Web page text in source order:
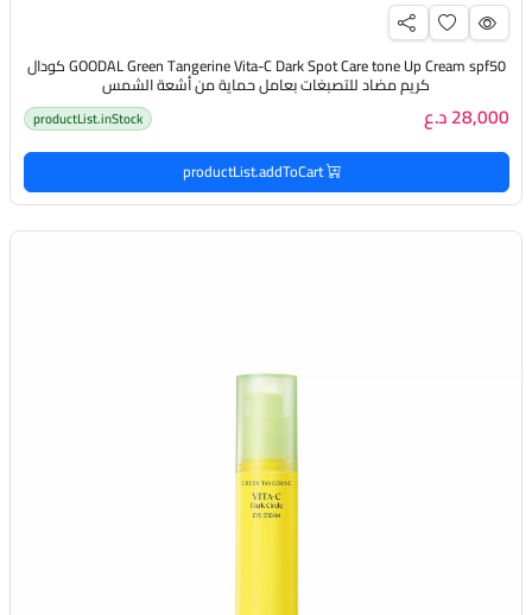
GOODAL Green Tangerine Vita-C Dark Spot Care tone Up Cream spf50 كودال
كريم مضاد للتصبغات بعامل حماية من أشعة الشمس
28,000 د.ع productList.inStock
productList.addToCart